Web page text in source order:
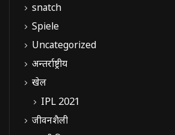
snatch
Spiele
Uncategorized
अन्तर्राष्ट्रीय
खेल
IPL 2021
जीवनशैली